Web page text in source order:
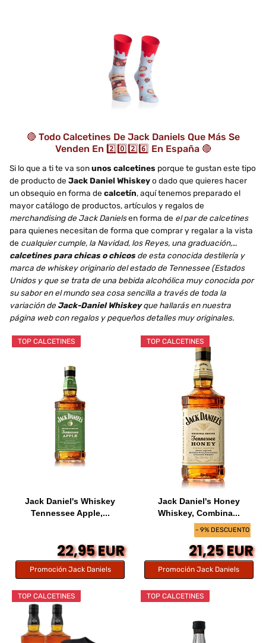
🔴 Todo Calcetines De Jack Daniels Que Más Se
Venden En 2️⃣0️⃣2️⃣6️⃣ En España 🔴
Si lo que a ti te va sonunos calcetines porque te gustan este tipo
de producto de Jack Daniel Whiskeyo dado que quieres hacer
un obsequio en forma de calcetín, aquí tenemos preparado el
mayor catálogo de productos, artículos y regalos de
merchandising de Jack Danielsen forma de el par de calcetines
para quienes necesitan de forma que comprar y regalar a la vista
de cualquier cumple, la Navidad, los Reyes, una graduación,…
calcetines para chicas o chicos de esta conocida destilería y
marca de whiskey originario del estado de Tennessee (Estados
Unidos y que se trata de una bebida alcohólica muy conocida por
su sabor en el mundo sea cosa sencilla a través de toda la
variación de Jack-Daniel Whiskeyque hallarás en nuestra
página web con regalos y pequeños detalles muy originales.
TOP CALCETINES
Jack Daniel's Whiskey
Tennessee Apple,...
22,95 EUR
Promoción Jack Daniels
- 9% DESCUENTO
TOP CALCETINES
Jack Daniel's Honey
Whiskey, Combina...
21,25 EUR
Promoción Jack Daniels
TOP CALCETINES TOP CALCETINES